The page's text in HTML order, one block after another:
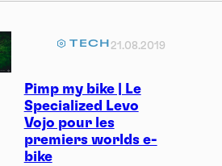
Pimp my bike | Le
Specialized Levo
Vojo pour les
premiers worlds e-
bike
TECH 21.08.2019